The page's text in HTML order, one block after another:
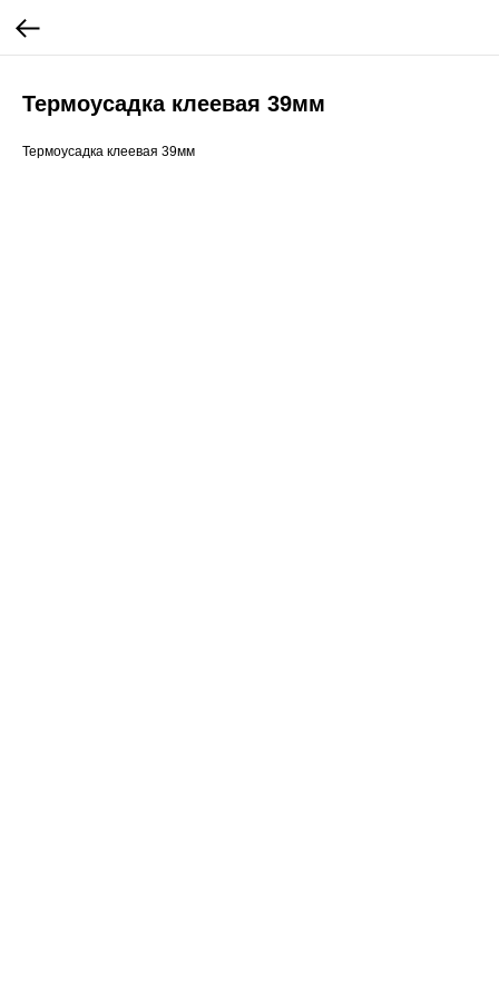
Термоусадка клеевая 39мм
Термоусадка клеевая 39мм